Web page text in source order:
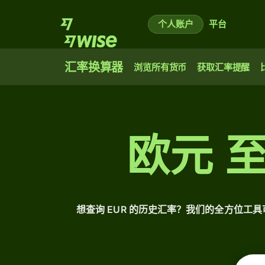
个人账户 平台
汇率换算器 浏览所有货币 获取汇率提醒
欧元
想查询 EUR 的历史汇率？我们的全方位工